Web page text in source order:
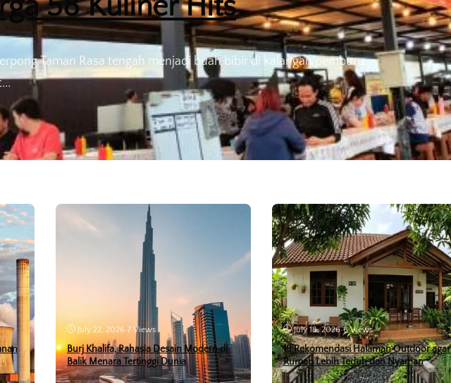
Taman Rasa tengah menjadi buah bibir di kalangan pemburu
July 22, 2026•7 Views
Burj Khalifa, Rahasia Desain Modern di
Balik Menara Tertinggi Dunia
July 18, 2026•6 Views
15 Rekomendasi Halaman Outdoor agar
Rumah Lebih Teduh dan Nyaman